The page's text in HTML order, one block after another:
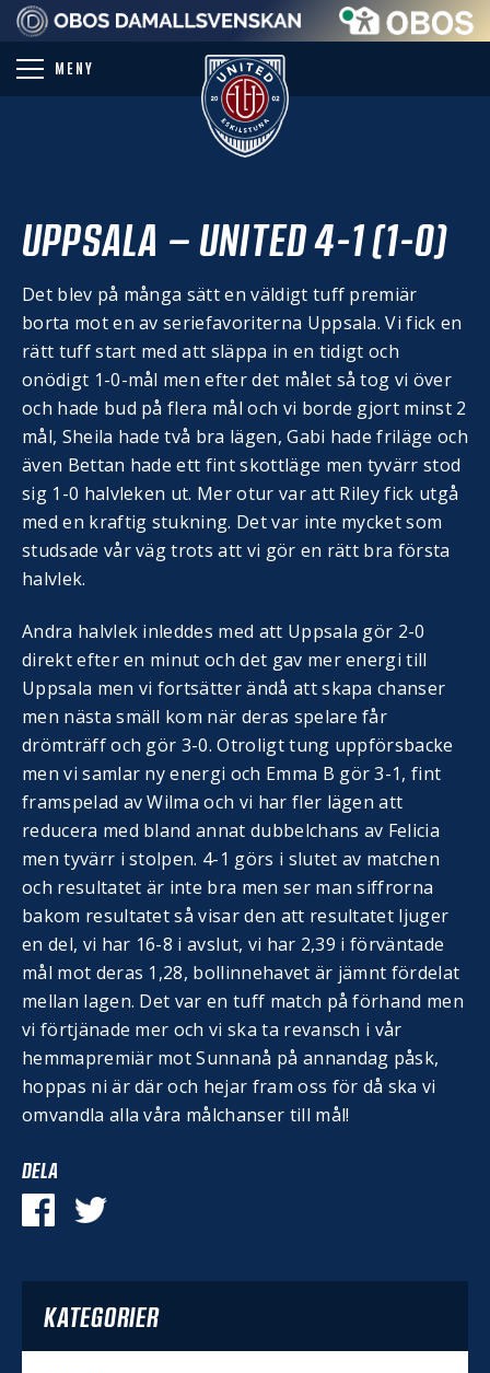
MENY
PARTNER
UPPSALA – UNITED 4-1 (1-0)
Det blev på många sätt en väldigt tuff premiär
borta mot en av seriefavoriterna Uppsala. Vi fick en
rätt tuff start med att släppa in en tidigt och
onödigt 1-0-mål men efter det målet så tog vi över
och hade bud på flera mål och vi borde gjort minst 2
mål, Sheila hade två bra lägen, Gabi hade friläge och
även Bettan hade ett fint skottläge men tyvärr stod
sig 1-0 halvleken ut. Mer otur var att Riley fick utgå
med en kraftig stukning. Det var inte mycket som
studsade vår väg trots att vi gör en rätt bra första
halvlek.
Andra halvlek inleddes med att Uppsala gör 2-0
direkt efter en minut och det gav mer energi till
Uppsala men vi fortsätter ändå att skapa chanser
men nästa smäll kom när deras spelare får
drömträff och gör 3-0. Otroligt tung uppförsbacke
men vi samlar ny energi och Emma B gör 3-1, fint
framspelad av Wilma och vi har fler lägen att
reducera med bland annat dubbelchans av Felicia
men tyvärr i stolpen. 4-1 görs i slutet av matchen
och resultatet är inte bra men ser man siffrorna
bakom resultatet så visar den att resultatet ljuger
en del, vi har 16-8 i avslut, vi har 2,39 i förväntade
mål mot deras 1,28, bollinnehavet är jämnt fördelat
mellan lagen. Det var en tuff match på förhand men
vi förtjänade mer och vi ska ta revansch i vår
hemmapremiär mot Sunnanå på annandag påsk,
hoppas ni är där och hejar fram oss för då ska vi
omvandla alla våra målchanser till mål!
DELA
KATEGORIER